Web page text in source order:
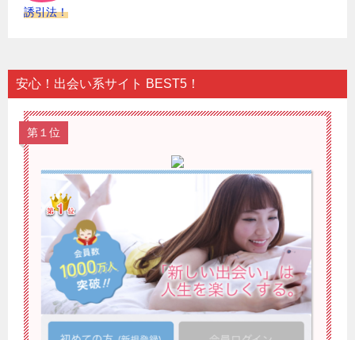
誘引法！
安心！出会い系サイト BEST5！
第１位